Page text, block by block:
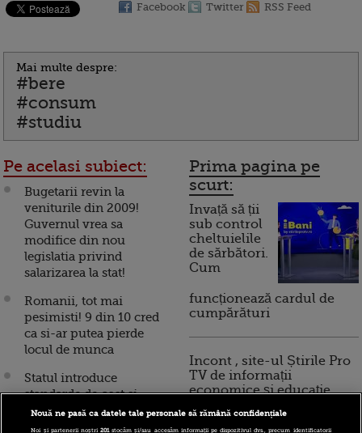
Facebook Twitter RSS Feed
Mai multe despre:
#bere
#consum
#studiu
Pe acelasi subiect:
Bugetarii revin la
veniturile din 2009!
Guvernul vrea sa
modifice din nou
legislatia privind
salarizarea la stat!
Romanii, tot mai
pesimisti! 9 din 10 cred
ca si-ar putea pierde
locul de munca
Statul introduce
standarde de cost si
pentru elevi!
Invatamantul obligatoriu
Prima pagina pe
scurt:
Invață să ții
sub control
cheltuielile
de sărbători.
Cum
funcționează cardul de
cumpărături
Incont , site-ul Știrile Pro
TV de informații
economice și educație
Nouă ne pasă ca datele tale personale să rămână confidențiale
Noi și partenerii noștri201stocăm și/sau accesăm informații pe dispozitivul dvs., precum identificatorii